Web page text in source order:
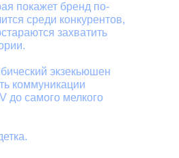
покажет бренд по-
среди конкурентов,
захватить
экзекьюшен
коммуникации
до самого мелкого